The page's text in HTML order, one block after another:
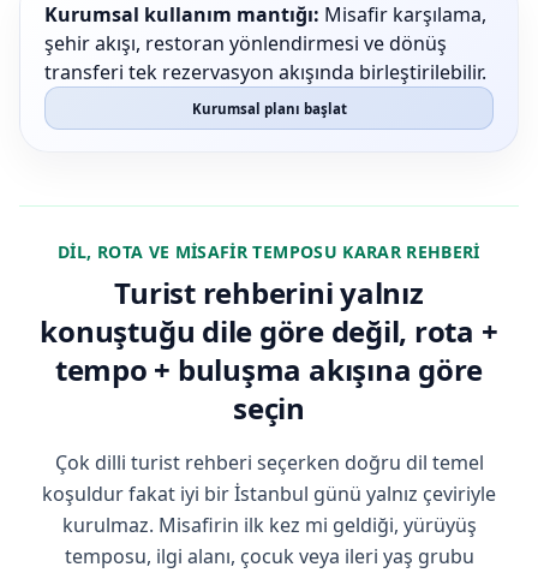
Kurumsal kullanım mantığı: Misafir karşılama,
şehir akışı, restoran yönlendirmesi ve dönüş
transferi tek rezervasyon akışında birleştirilebilir.
Kurumsal planı başlat
DIL, ROTA VE MISAFIR TEMPOSU KARAR REHBERI
Turist rehberini yalnız
konuştuğu dile göre değil, rota +
tempo + buluşma akışına göre
seçin
Çok dilli turist rehberi seçerken doğru dil temel
koşuldur fakat iyi bir İstanbul günü yalnız çeviriyle
kurulmaz. Misafirin ilk kez mi geldiği, yürüyüş
temposu, ilgi alanı, çocuk veya ileri yaş grubu